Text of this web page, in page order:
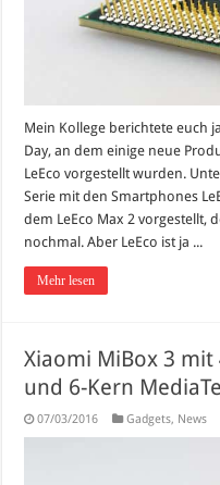
Mein Kollege berichtete euch
Day, an dem einige neue
LeEco vorgestellt wurden.
Serie mit den Smartphones
dem LeEco Max 2 vorgestellt,
nochmal. Aber LeEco ist ja ...
Mehr lesen
Xiaomi MiBox 3
und 6-Kern
07/03/2016 Gadgets, News